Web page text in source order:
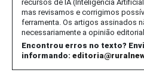
recursos de IA (Inteligência
mas revisamos e corrigimos
ferramenta. Os artigos assinados
necessariamente a opinião
Encontrou erros no texto?
informando: